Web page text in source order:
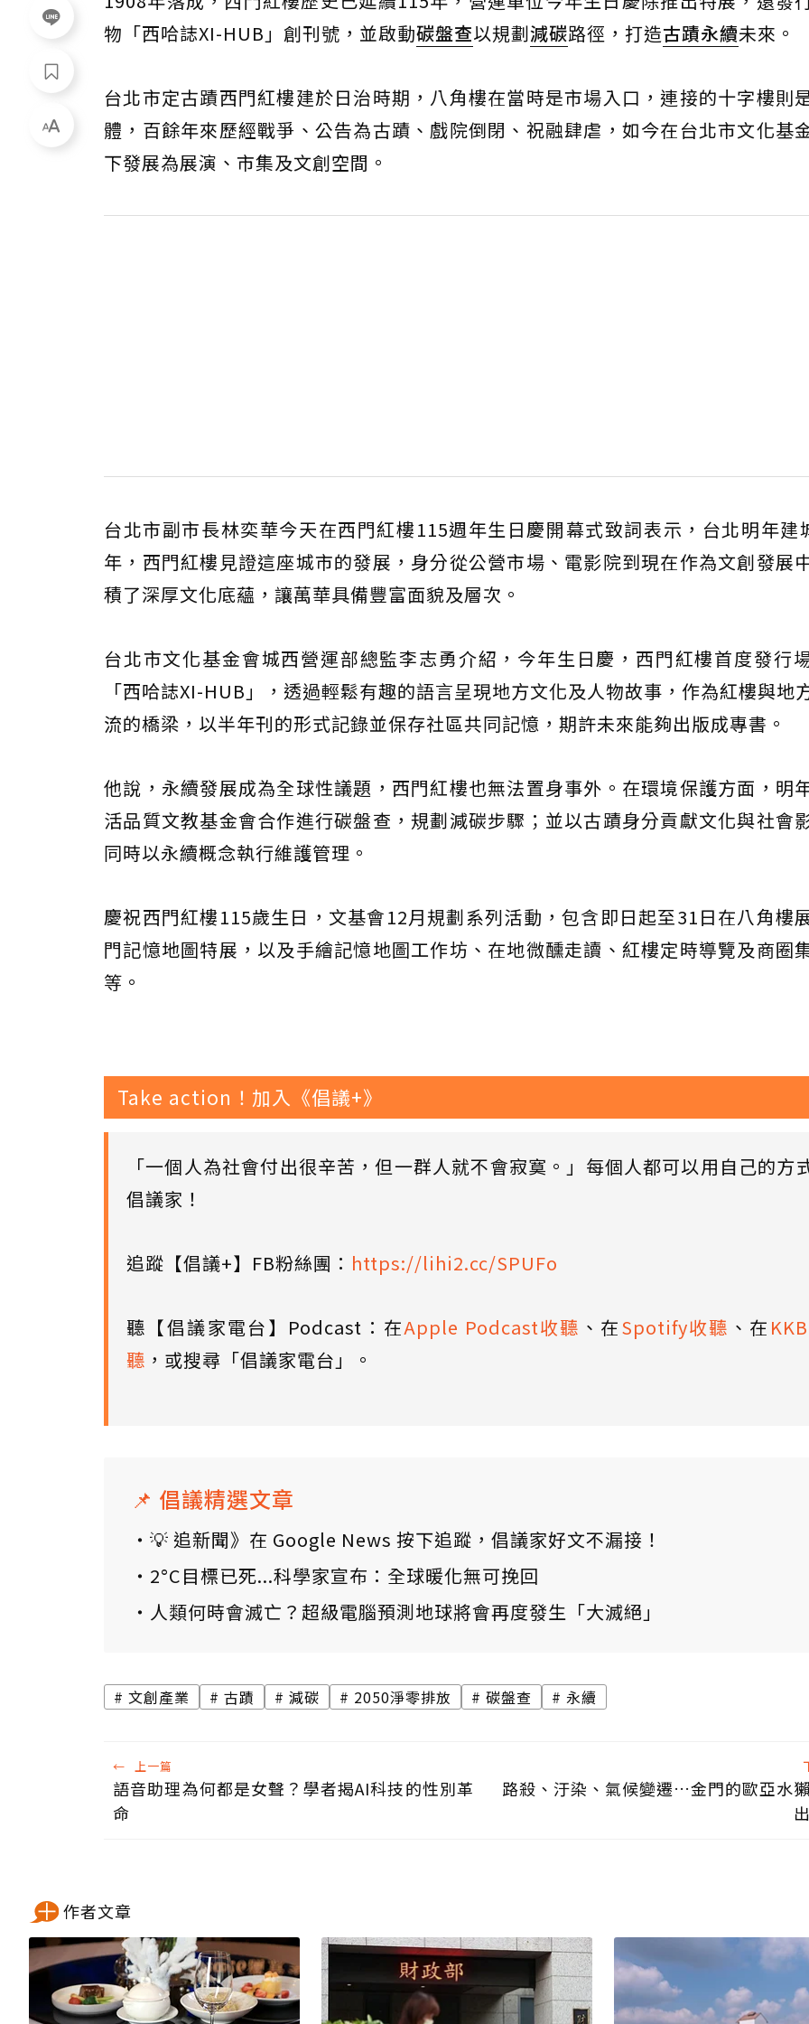
物「西哈誌XI-HUB」創刊號，並啟動碳盤查以規劃減碳路徑，打造古蹟永續未來。
台北市定古蹟西門紅樓建於日治時期，八角樓在當時是市場入口，連接的十字樓則
體，百餘年來歷經戰爭、公告為古蹟、戲院倒閉、祝融肆虐，如今在台北市文化基
下發展為展演、市集及文創空間。
台北市副市長林奕華今天在西門紅樓115週年生日慶開幕式致詞表示，台北明年建
年，西門紅樓見證這座城市的發展，身分從公營市場、電影院到現在作為文創發展
積了深厚文化底蘊，讓萬華具備豐富面貌及層次。
台北市文化基金會城西營運部總監李志勇介紹，今年生日慶，西門紅樓首度發行
「西哈誌XI-HUB」，透過輕鬆有趣的語言呈現地方文化及人物故事，作為紅樓與地
流的橋梁，以半年刊的形式記錄並保存社區共同記憶，期許未來能夠出版成專書。
他說，永續發展成為全球性議題，西門紅樓也無法置身事外。在環境保護方面，明
活品質文教基金會合作進行碳盤查，規劃減碳步驟；並以古蹟身分貢獻文化與社會
同時以永續概念執行維護管理。
慶祝西門紅樓115歲生日，文基會12月規劃系列活動，包含即日起至31日在八角樓
門記憶地圖特展，以及手繪記憶地圖工作坊、在地微醺走讀、紅樓定時導覽及商圈
等。
Take action！加入《倡議+》
「一個人為社會付出很辛苦，但一群人就不會寂寞。」每個人都可以用自己的方
倡議家！
追蹤【倡議+】FB粉絲團： https://lihi2.cc/SPUFo
聽【倡議家電台】Podcast：在Apple Podcast收聽 、在Spotify收聽 、在
聽 ，或搜尋「倡議家電台」。
📌 倡議精選文章
💡 追新聞》在 Google News 按下追蹤，倡議家好文不漏接！
2°C目標已死...科學家宣布：全球暖化無可挽回
人類何時會滅亡？超級電腦預測地球將會再度發生「大滅絕」
文創產業 古蹟 減碳 2050淨零排放 碳盤查 永續
← 上一篇
語音助理為何都是女聲？學者揭AI科技的性別革
命
路殺、汙染、氣候變遷…金門的歐亞水
作者文章